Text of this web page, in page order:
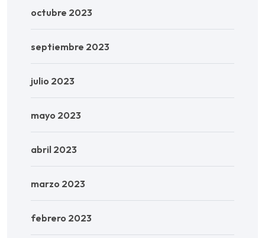
octubre 2023
septiembre 2023
julio 2023
mayo 2023
abril 2023
marzo 2023
febrero 2023